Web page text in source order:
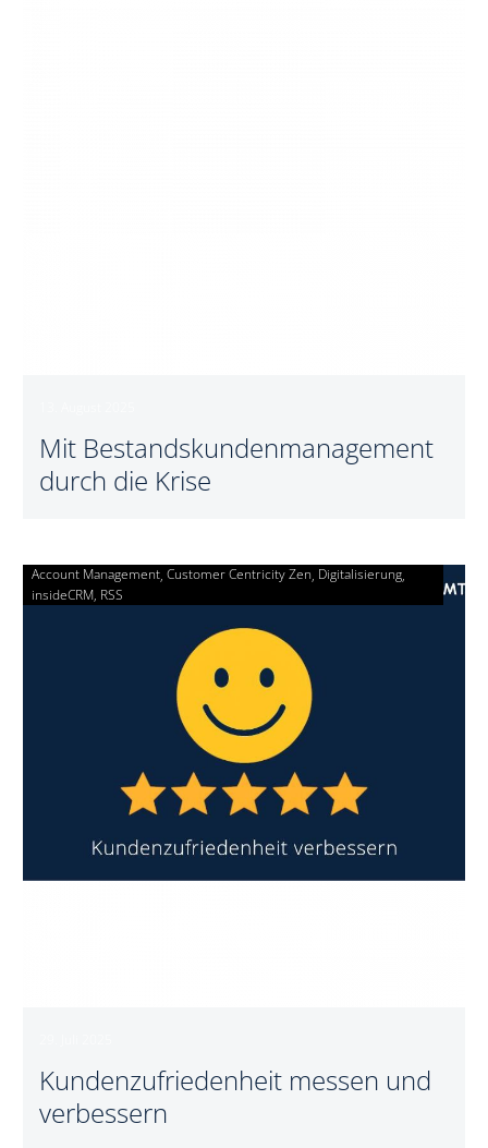
Mit Bestandskundenmanagement
durch die Krise
Kundenzufriedenheit
messen
und
verbessern
Account Management Customer Centricity Zen Digitalisierung
insideCRM RSS
Kundenzufriedenheit messen und
verbessern